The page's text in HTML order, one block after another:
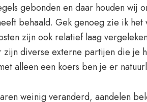
gebonden en daar houden wij
behaald. Gek genoeg zie ik
zijn ook relatief laag
zijn diverse externe partijen die
alleen een koers ben je er
weinig veranderd, aandelen